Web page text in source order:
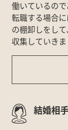
働いているので
転職する場合
の棚卸しをし
収集していきま
結婚相